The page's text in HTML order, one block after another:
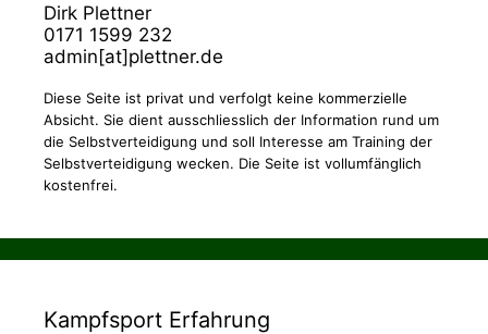
Dirk Plettner
0171 1599 232
admin[at]plettner.de
Diese Seite ist privat und verfolgt keine kommerzielle
Absicht. Sie dient ausschliesslich der Information rund um
die Selbstverteidigung und soll Interesse am Training der
Selbstverteidigung wecken. Die Seite ist vollumfänglich
kostenfrei.
Kampfsport Erfahrung